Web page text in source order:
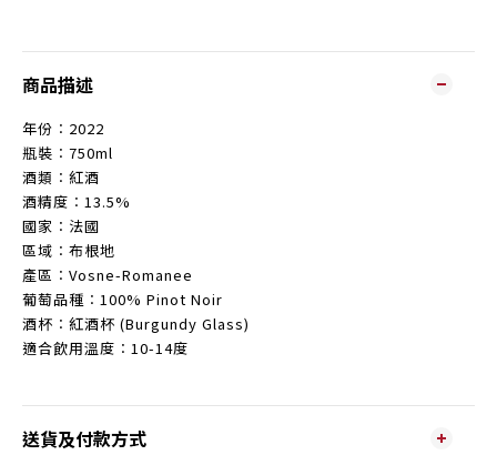
商品描述
年份︰2022
瓶裝︰750ml
酒類︰紅酒
酒精度︰13.5%
國家︰法國
區域︰布根地
產區︰Vosne-Romanee
葡萄品種︰100% Pinot Noir
酒杯︰紅酒杯 (Burgundy Glass)
適合飲用溫度︰10-14度
送貨及付款方式